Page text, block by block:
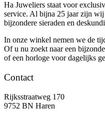
Ha Juweliers staat voor
service. Al bijna 25 jaar zijn
bijzondere sieraden en
In onze winkel nemen we de
Of u nu zoekt naar een
of een horloge voor dagelijks
Contact
Rijksstraatweg 170
9752 BN Haren